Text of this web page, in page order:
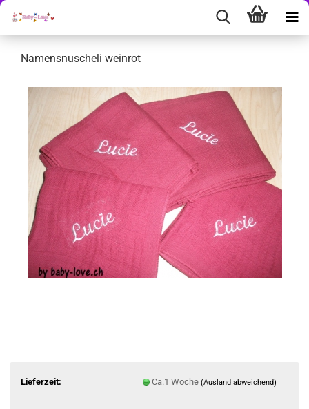
Namensnuscheli weinrot
Lieferzeit: Ca.1 Woche (Ausland abweichend)